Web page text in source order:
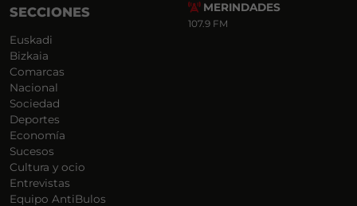
SECCIONES
Euskadi
Bizkaia
Comarcas
Nacional
Sociedad
Deportes
Economía
Sucesos
Cultura y ocio
Entrevistas
Equipo AntiBulos
MERINDADES
107.9 FM